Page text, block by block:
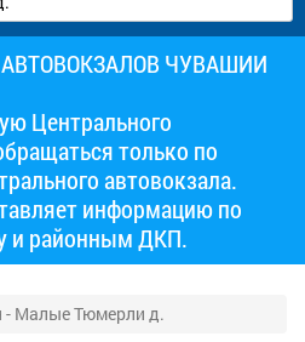
ЧУВАШИИ
Центрального
только по
автовокзала.
информацию по
и районным ДКП.
- Малые Тюмерли д.